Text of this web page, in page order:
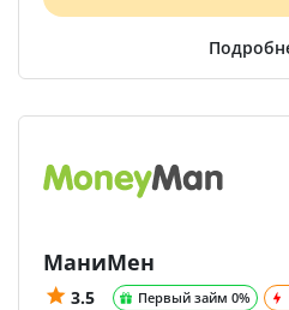
МаниМен
3.5 Первый займ 0%